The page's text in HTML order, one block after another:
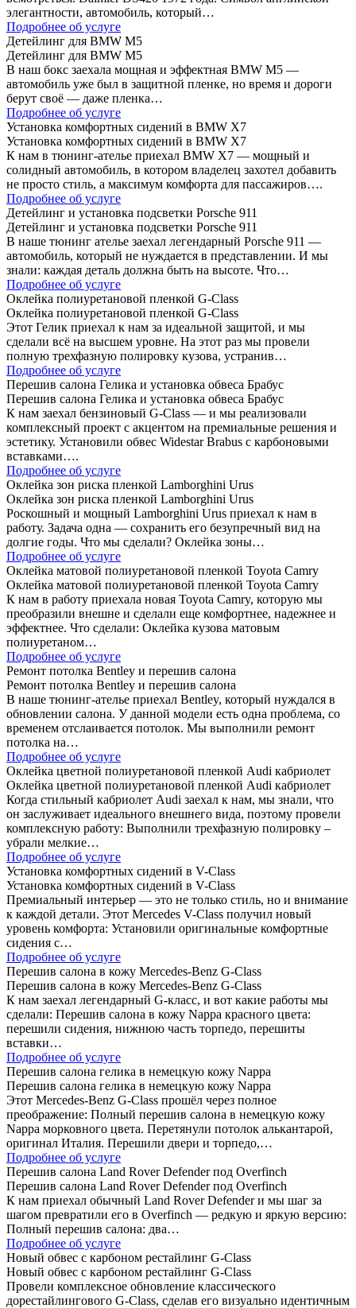
элегантности, автомобиль, который…
Подробнее об услуге
Детейлинг для BMW M5
Детейлинг для BMW M5
В наш бокс заехала мощная и эффектная BMW M5 —
автомобиль уже был в защитной пленке, но время и дороги
берут своё — даже пленка…
Подробнее об услуге
Установка комфортных сидений в BMW X7
Установка комфортных сидений в BMW X7
К нам в тюнинг-ателье приехал BMW X7 — мощный и
солидный автомобиль, в котором владелец захотел добавить
не просто стиль, а максимум комфорта для пассажиров….
Подробнее об услуге
Детейлинг и установка подсветки Porsche 911
Детейлинг и установка подсветки Porsche 911
В наше тюнинг ателье заехал легендарный Porsche 911 —
автомобиль, который не нуждается в представлении. И мы
знали: каждая деталь должна быть на высоте. Что…
Подробнее об услуге
Оклейка полиуретановой пленкой G-Class
Оклейка полиуретановой пленкой G-Class
Этот Гелик приехал к нам за идеальной защитой, и мы
сделали всё на высшем уровне. На этот раз мы провели
полную трехфазную полировку кузова, устранив…
Подробнее об услуге
Перешив салона Гелика и установка обвеса Брабус
Перешив салона Гелика и установка обвеса Брабус
К нам заехал бензиновый G-Class — и мы реализовали
комплексный проект с акцентом на премиальные решения и
эстетику. Установили обвес Widestar Brabus с карбоновыми
вставками….
Подробнее об услуге
Оклейка зон риска пленкой Lamborghini Urus
Оклейка зон риска пленкой Lamborghini Urus
Роскошный и мощный Lamborghini Urus приехал к нам в
работу. Задача одна — сохранить его безупречный вид на
долгие годы. Что мы сделали? Оклейка зоны…
Подробнее об услуге
Оклейка матовой полиуретановой пленкой Toyota Camry
Оклейка матовой полиуретановой пленкой Toyota Camry
К нам в работу приехала новая Toyota Camry, которую мы
преобразили внешне и сделали еще комфортнее, надежнее и
эффектнее. Что сделали: Оклейка кузова матовым
полиуретаном…
Подробнее об услуге
Ремонт потолка Bentley и перешив салона
Ремонт потолка Bentley и перешив салона
В наше тюнинг-ателье приехал Bentley, который нуждался в
обновлении салона. У данной модели есть одна проблема, со
временем отслаивается потолок. Мы выполнили ремонт
потолка на…
Подробнее об услуге
Оклейка цветной полиуретановой пленкой Audi кабриолет
Оклейка цветной полиуретановой пленкой Audi кабриолет
Когда стильный кабриолет Audi заехал к нам, мы знали, что
он заслуживает идеального внешнего вида, поэтому провели
комплексную работу: Выполнили трехфазную полировку –
убрали мелкие…
Подробнее об услуге
Установка комфортных сидений в V-Class
Установка комфортных сидений в V-Class
Премиальный интерьер — это не только стиль, но и внимание
к каждой детали. Этот Mercedes V-Class получил новый
уровень комфорта: Установили оригинальные комфортные
сидения с…
Подробнее об услуге
Перешив салона в кожу Mercedes-Benz G-Class
Перешив салона в кожу Mercedes-Benz G-Class
К нам заехал легендарный G-класс, и вот какие работы мы
сделали: Перешив салона в кожу Nappa красного цвета:
перешили сидения, нижнюю часть торпедо, перешиты
вставки…
Подробнее об услуге
Перешив салона гелика в немецкую кожу Nappa
Перешив салона гелика в немецкую кожу Nappa
Этот Mercedes-Benz G-Class прошёл через полное
преображение: Полный перешив салона в немецкую кожу
Nappa морковного цвета. Перетянули потолок алькантарой,
оригинал Италия. Перешили двери и торпедо,…
Подробнее об услуге
Перешив салона Land Rover Defender под Overfinch
Перешив салона Land Rover Defender под Overfinch
К нам приехал обычный Land Rover Defender и мы шаг за
шагом превратили его в Overfinch — редкую и яркую версию:
Полный перешив салона: два…
Подробнее об услуге
Новый обвес с карбоном рестайлинг G-Class
Новый обвес с карбоном рестайлинг G-Class
Провели комплексное обновление классического
дорестайлингового G-Class, сделав его визуально идентичным